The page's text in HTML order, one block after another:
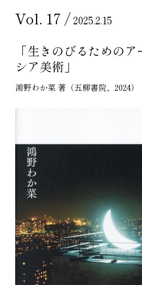
Vol. 17 /2025.2.15
「生きのびるための
シア美術」
鴻野わか菜 著（五柳書院、2024）